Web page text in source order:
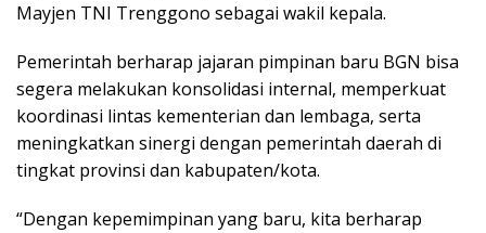
Mayjen TNI Trenggono sebagai wakil kepala.
Pemerintah berharap jajaran pimpinan baru BGN bisa
segera melakukan konsolidasi internal, memperkuat
koordinasi lintas kementerian dan lembaga, serta
meningkatkan sinergi dengan pemerintah daerah di
tingkat provinsi dan kabupaten/kota.
“Dengan kepemimpinan yang baru, kita berharap